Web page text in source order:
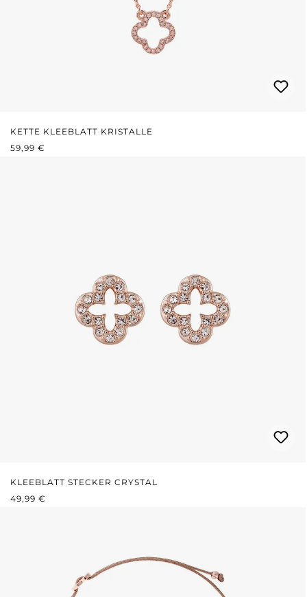
KETTE KLEEBLATT KRISTALLE
REGULÄRER PREIS:
59,99 €
KLEEBLATT STECKER CRYSTAL
REGULÄRER PREIS:
49,99 €